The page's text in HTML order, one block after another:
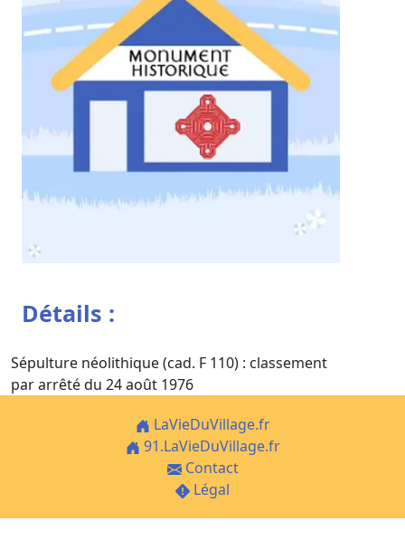
Détails :
Sépulture néolithique (cad. F 110) : classement
par arrêté du 24 août 1976
LaVieDuVillage.fr
91.LaVieDuVillage.fr
Contact
Légal